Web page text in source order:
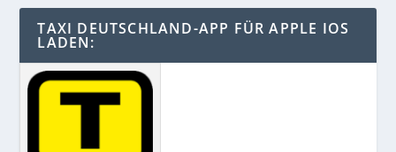
TAXI DEUTSCHLAND-APP FÜR APPLE IOS
LADEN: